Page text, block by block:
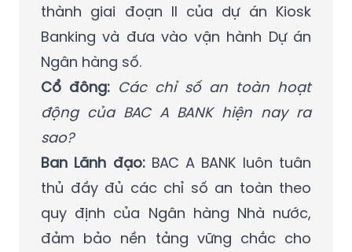
thành giai đoạn II của dự án Kiosk
Banking và đưa vào vận hành Dự án
Ngân hàng số.
Cổ đông: Các chỉ số an toàn hoạt
động của BAC A BANK hiện nay ra
sao?
Ban Lãnh đạo: BAC A BANK luôn tuân
thủ đầy đủ các chỉ số an toàn theo
quy định của Ngân hàng Nhà nước,
đảm bảo nền tảng vững chắc cho